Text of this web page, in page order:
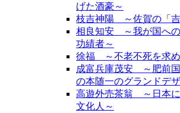
げた酒豪～
枝吉神陽 ～佐賀の「吉
相良知安 ～我が国へ
功績者～
徐福 ～不老不死を求め
成富兵庫茂安 ～肥前
の本随一のグランドデ
高遊外売茶翁 ～日本
文化人～